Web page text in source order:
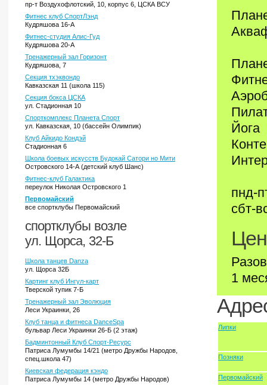
пр-т Воздухофлотский, 10, корпус 6, ЦСКА ВСУ
Фитнес клуб СпортЛэнд
Кудряшова 16-А
Фитнес-студия Алис-Гуд
Кудряшова 20-А
Тренажерный зал Горизонт
Кудряшова, 7
Секция тхэквондо
Кавказская 11 (школа 115)
Секция бокса ЦСКА
ул. Стадионная 10
Спорткомплекс Планета Спорт
ул. Кавказcкая, 10 (бассейн Олимпик)
Клуб Айкидо Кондэй
Стадионная 6
Школа боевых искусств Будокай Сатори но Мити
Островского 14-А (детский клуб Шанс)
Фитнес-клуб Галактика
переулок Николая Островского 1
Первомайский
все спортклубы Первомайский
спортклубы возле
ул. Щорса, 32-Б
Школа танцев Danza
ул. Щорса 32Б
Картинг клуб Ингул-карт
Тверской тупик 7-Б
Тренажерный зал Эволюция
Леси Украинки, 26
Клуб танца и фитнеса DanceSpa
бульвар Леси Украинки 26-Б (2 этаж)
Бадминтонный Клуб Спорт-Ресурс
Патриса Лумумбы 14/21 (метро Дружбы Народов,
спец.школа 47)
Киевская федерация кэндо
Патриса Лумумбы 14 (метро Дружбы Народов)
Йога
пнд-
сбт-
1
Липки
Позняки
Первомайский